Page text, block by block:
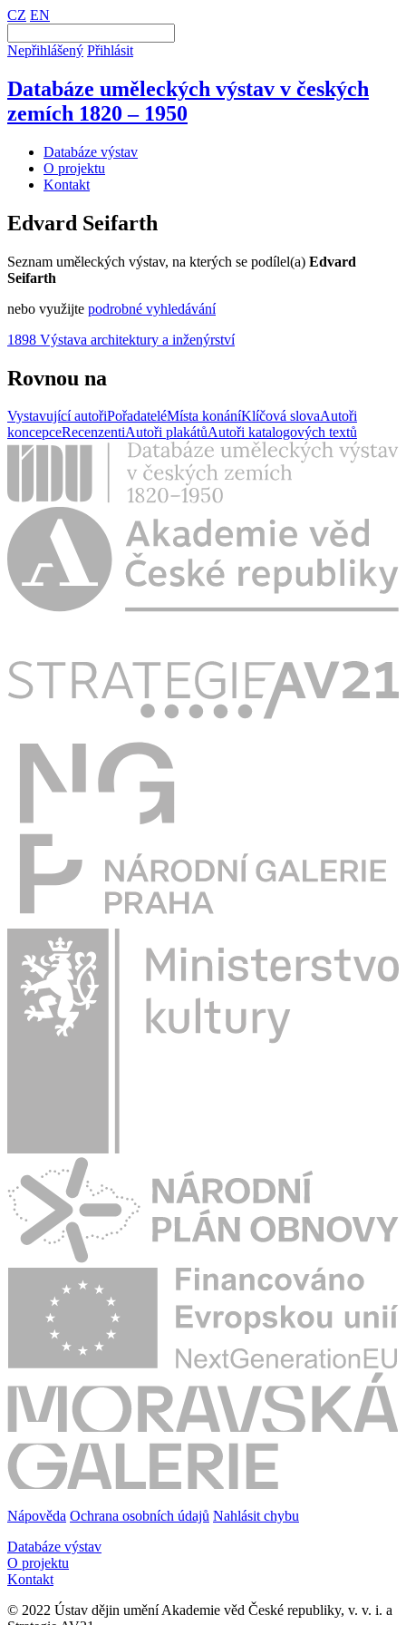
CZ EN
Nepřihlášený Přihlásit
Databáze uměleckých výstav v českých
zemích 1820 – 1950
Databáze výstav
O projektu
Kontakt
Edvard Seifarth
Seznam uměleckých výstav, na kterých se podílel(a) Edvard
Seifarth
nebo využijte podrobné vyhledávání
1898 Výstava architektury a inženýrství
Rovnou na
Vystavující autořiPořadateléMísta konáníKlíčová slovaAutoři
koncepceRecenzentiAutoři plakátůAutoři katalogových textů
Nápověda Ochrana osobních údajů Nahlásit chybu
Databáze výstav
O projektu
Kontakt
© 2022 Ústav dějin umění Akademie věd České republiky, v. v. i. a